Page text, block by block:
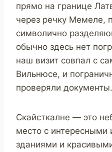
прямо на границе
через речку Мемеле,
символично
обычно здесь нет
наш визит совпал с
Вильнюсе, и
проверяли документы.
Скайсткалне — это
место с интересными
зданиями и